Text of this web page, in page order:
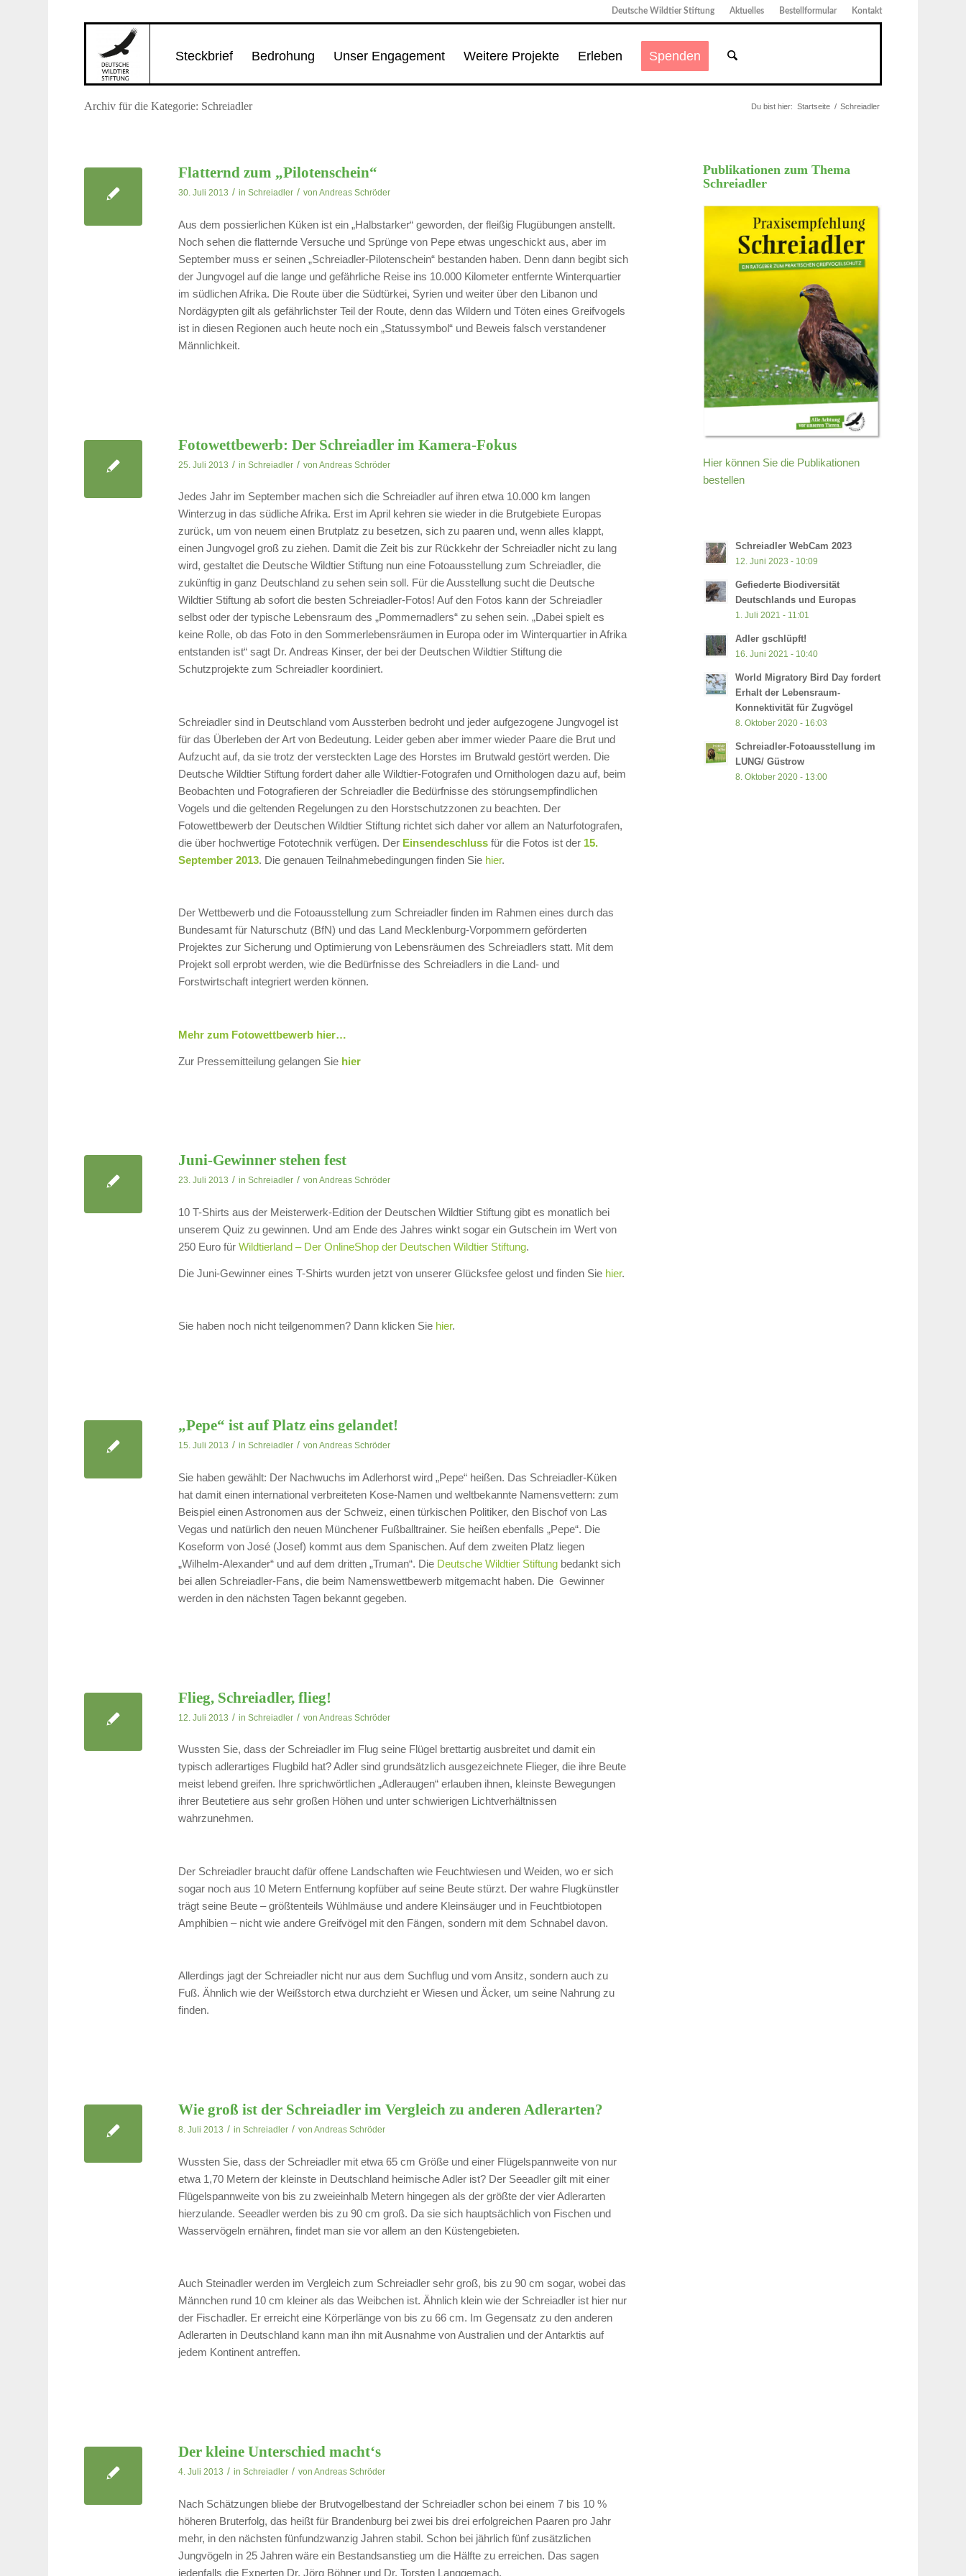
Deutsche Wildtier Stiftung Aktuelles Bestellformular Kontakt
Steckbrief Bedrohung Unser Engagement Weitere Projekte Erleben Spenden
Archiv für die Kategorie: Schreiadler Du bist hier: Startseite / Schreiadler
Flatternd zum „Pilotenschein“
30. Juli 2013 / inSchreiadler / vonAndreas Schröder
Aus dem possierlichen Küken ist ein „Halbstarker“ geworden, der fleißig Flugübungen anstellt.
Noch sehen die flatternde Versuche und Sprünge von Pepe etwas ungeschickt aus, aber im
September muss er seinen „Schreiadler-Pilotenschein“ bestanden haben. Denn dann begibt sich
der Jungvogel auf die lange und gefährliche Reise ins 10.000 Kilometer entfernte Winterquartier
im südlichen Afrika. Die Route über die Südtürkei, Syrien und weiter über den Libanon und
Nordägypten gilt als gefährlichster Teil der Route, denn das Wildern und Töten eines Greifvogels
ist in diesen Regionen auch heute noch ein „Statussymbol“ und Beweis falsch verstandener
Männlichkeit.
Fotowettbewerb: Der Schreiadler im Kamera-Fokus
25. Juli 2013 / inSchreiadler / vonAndreas Schröder
Jedes Jahr im September machen sich die Schreiadler auf ihren etwa 10.000 km langen
Winterzug in das südliche Afrika. Erst im April kehren sie wieder in die Brutgebiete Europas
zurück, um von neuem einen Brutplatz zu besetzen, sich zu paaren und, wenn alles klappt,
einen Jungvogel groß zu ziehen. Damit die Zeit bis zur Rückkehr der Schreiadler nicht zu lang
wird, gestaltet die Deutsche Wildtier Stiftung nun eine Fotoausstellung zum Schreiadler, die
zukünftig in ganz Deutschland zu sehen sein soll. Für die Ausstellung sucht die Deutsche
Wildtier Stiftung ab sofort die besten Schreiadler-Fotos! Auf den Fotos kann der Schreiadler
selbst oder der typische Lebensraum des „Pommernadlers“ zu sehen sein. „Dabei spielt es
keine Rolle, ob das Foto in den Sommerlebensräumen in Europa oder im Winterquartier in Afrika
entstanden ist“ sagt Dr. Andreas Kinser, der bei der Deutschen Wildtier Stiftung die
Schutzprojekte zum Schreiadler koordiniert.
Schreiadler sind in Deutschland vom Aussterben bedroht und jeder aufgezogene Jungvogel ist
für das Überleben der Art von Bedeutung. Leider geben aber immer wieder Paare die Brut und
Aufzucht auf, da sie trotz der versteckten Lage des Horstes im Brutwald gestört werden. Die
Deutsche Wildtier Stiftung fordert daher alle Wildtier-Fotografen und Ornithologen dazu auf, beim
Beobachten und Fotografieren der Schreiadler die Bedürfnisse des störungsempfindlichen
Vogels und die geltenden Regelungen zu den Horstschutzzonen zu beachten. Der
Fotowettbewerb der Deutschen Wildtier Stiftung richtet sich daher vor allem an Naturfotografen,
die über hochwertige Fototechnik verfügen. Der Einsendeschluss für die Fotos ist der 15.
September 2013. Die genauen Teilnahmebedingungen finden Sie hier.
Der Wettbewerb und die Fotoausstellung zum Schreiadler finden im Rahmen eines durch das
Bundesamt für Naturschutz (BfN) und das Land Mecklenburg-Vorpommern geförderten
Projektes zur Sicherung und Optimierung von Lebensräumen des Schreiadlers statt. Mit dem
Projekt soll erprobt werden, wie die Bedürfnisse des Schreiadlers in die Land- und
Forstwirtschaft integriert werden können.
Mehr zum Fotowettbewerb hier…
Zur Pressemitteilung gelangen Sie hier
Juni-Gewinner stehen fest
23. Juli 2013 / inSchreiadler / vonAndreas Schröder
10 T-Shirts aus der Meisterwerk-Edition der Deutschen Wildtier Stiftung gibt es monatlich bei
unserem Quiz zu gewinnen. Und am Ende des Jahres winkt sogar ein Gutschein im Wert von
250 Euro fürWildtierland – Der OnlineShop der Deutschen Wildtier Stiftung.
Die Juni-Gewinner eines T-Shirts wurden jetzt von unserer Glücksfee gelost und finden Sie hier.
Sie haben noch nicht teilgenommen? Dann klicken Sie hier.
„Pepe“ ist auf Platz eins gelandet!
15. Juli 2013 / inSchreiadler / vonAndreas Schröder
Sie haben gewählt: Der Nachwuchs im Adlerhorst wird „Pepe“ heißen. Das Schreiadler-Küken
hat damit einen international verbreiteten Kose-Namen und weltbekannte Namensvettern: zum
Beispiel einen Astronomen aus der Schweiz, einen türkischen Politiker, den Bischof von Las
Vegas und natürlich den neuen Münchener Fußballtrainer. Sie heißen ebenfalls „Pepe“. Die
Koseform von José (Josef) kommt aus dem Spanischen. Auf dem zweiten Platz liegen
„Wilhelm-Alexander“ und auf dem dritten „Truman“. Die Deutsche Wildtier Stiftung bedankt sich
bei allen Schreiadler-Fans, die beim Namenswettbewerb mitgemacht haben. Die Gewinner
werden in den nächsten Tagen bekannt gegeben.
Flieg, Schreiadler, flieg!
12. Juli 2013 / inSchreiadler / vonAndreas Schröder
Wussten Sie, dass der Schreiadler im Flug seine Flügel brettartig ausbreitet und damit ein
typisch adlerartiges Flugbild hat? Adler sind grundsätzlich ausgezeichnete Flieger, die ihre Beute
meist lebend greifen. Ihre sprichwörtlichen „Adleraugen“ erlauben ihnen, kleinste Bewegungen
ihrer Beutetiere aus sehr großen Höhen und unter schwierigen Lichtverhältnissen
wahrzunehmen.
Der Schreiadler braucht dafür offene Landschaften wie Feuchtwiesen und Weiden, wo er sich
sogar noch aus 10 Metern Entfernung kopfüber auf seine Beute stürzt. Der wahre Flugkünstler
trägt seine Beute – größtenteils Wühlmäuse und andere Kleinsäuger und in Feuchtbiotopen
Amphibien – nicht wie andere Greifvögel mit den Fängen, sondern mit dem Schnabel davon.
Allerdings jagt der Schreiadler nicht nur aus dem Suchflug und vom Ansitz, sondern auch zu
Fuß. Ähnlich wie der Weißstorch etwa durchzieht er Wiesen und Äcker, um seine Nahrung zu
finden.
Wie groß ist der Schreiadler im Vergleich zu anderen Adlerarten?
8. Juli 2013 / inSchreiadler / vonAndreas Schröder
Wussten Sie, dass der Schreiadler mit etwa 65 cm Größe und einer Flügelspannweite von nur
etwa 1,70 Metern der kleinste in Deutschland heimische Adler ist? Der Seeadler gilt mit einer
Flügelspannweite von bis zu zweieinhalb Metern hingegen als der größte der vier Adlerarten
hierzulande. Seeadler werden bis zu 90 cm groß. Da sie sich hauptsächlich von Fischen und
Wasservögeln ernähren, findet man sie vor allem an den Küstengebieten.
Auch Steinadler werden im Vergleich zum Schreiadler sehr groß, bis zu 90 cm sogar, wobei das
Männchen rund 10 cm kleiner als das Weibchen ist. Ähnlich klein wie der Schreiadler ist hier nur
der Fischadler. Er erreicht eine Körperlänge von bis zu 66 cm. Im Gegensatz zu den anderen
Adlerarten in Deutschland kann man ihn mit Ausnahme von Australien und der Antarktis auf
jedem Kontinent antreffen.
Der kleine Unterschied macht‘s
4. Juli 2013 / inSchreiadler / vonAndreas Schröder
Nach Schätzungen bliebe der Brutvogelbestand der Schreiadler schon bei einem 7 bis 10 %
höheren Bruterfolg, das heißt für Brandenburg bei zwei bis drei erfolgreichen Paaren pro Jahr
mehr, in den nächsten fünfundzwanzig Jahren stabil. Schon bei jährlich fünf zusätzlichen
Jungvögeln in 25 Jahren wäre ein Bestandsanstieg um die Hälfte zu erreichen. Das sagen
jedenfalls die Experten Dr. Jörg Böhner und Dr. Torsten Langgemach.
Publikationen zum Thema
Schreiadler
Hier können Sie die Publikationen
bestellen
Schreiadler WebCam 2023
12. Juni 2023 - 10:09
Gefiederte Biodiversität
Deutschlands und Europas
1. Juli 2021 - 11:01
Adler gschlüpft!
16. Juni 2021 - 10:40
World Migratory Bird Day fordert
Erhalt der Lebensraum-
Konnektivität für Zugvögel
8. Oktober 2020 - 16:03
Schreiadler-Fotoausstellung im
LUNG/ Güstrow
8. Oktober 2020 - 13:00